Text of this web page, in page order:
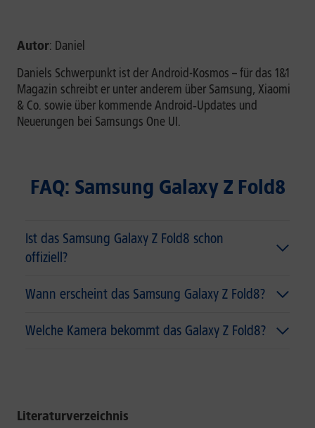
Autor: Daniel
Daniels Schwerpunkt ist der Android-Kosmos – für das 1&1
Magazin schreibt er unter anderem über Samsung, Xiaomi
& Co. sowie über kommende Android‑Updates und
Neuerungen bei Samsungs One UI.
FAQ: Samsung Galaxy Z Fold8
Ist das Samsung Galaxy Z Fold8 schon
offiziell?
Wann erscheint das Samsung Galaxy Z Fold8?
Welche Kamera bekommt das Galaxy Z Fold8?
Literaturverzeichnis